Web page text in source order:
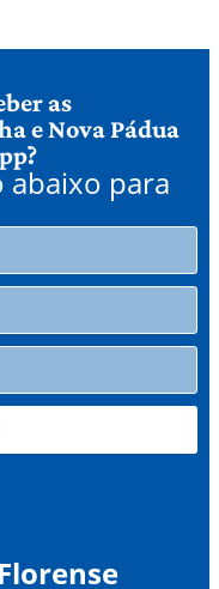
as
e Nova Pádua
abaixo para